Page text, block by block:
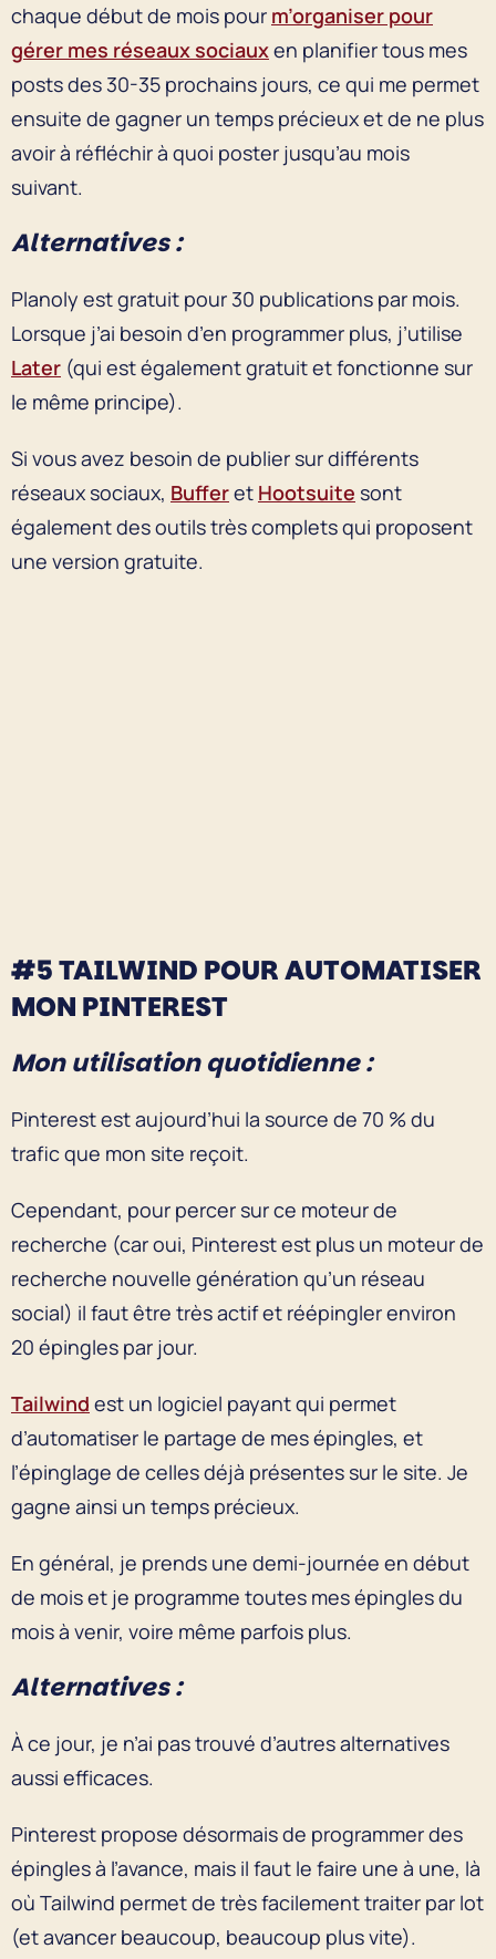
chaque début de mois pour m’organiser pour
gérer mes réseaux sociauxen planifier tous mes
posts des 30-35 prochains jours, ce qui me permet
ensuite de gagner un temps précieux et de ne plus
avoir à réfléchir à quoi poster jusqu’au mois
suivant.
Alternatives :
Planoly est gratuit pour 30 publications par mois.
Lorsque j’ai besoin d’en programmer plus, j’utilise
Later (qui est également gratuit et fonctionne sur
le même principe).
Si vous avez besoin de publier sur différents
réseaux sociaux, Bufferet Hootsuite sont
également des outils très complets qui proposent
une version gratuite.
#5 TAILWIND POUR AUTOMATISER
MON PINTEREST
Mon utilisation quotidienne :
Pinterest est aujourd’hui la source de 70 % du
trafic que mon site reçoit.
Cependant, pour percer sur ce moteur de
recherche (car oui, Pinterest est plus un moteur de
recherche nouvelle génération qu’un réseau
social) il faut être très actif et réépingler environ
20 épingles par jour.
Tailwind est un logiciel payant qui permet
d’automatiser le partage de mes épingles, et
l’épinglage de celles déjà présentes sur le site. Je
gagne ainsi un temps précieux.
En général, je prends une demi-journée en début
de mois et je programme toutes mes épingles du
mois à venir, voire même parfois plus.
Alternatives :
À ce jour, je n’ai pas trouvé d’autres alternatives
aussi efficaces.
Pinterest propose désormais de programmer des
épingles à l’avance, mais il faut le faire une à une, là
où Tailwind permet de très facilement traiter par lot
(et avancer beaucoup, beaucoup plus vite).